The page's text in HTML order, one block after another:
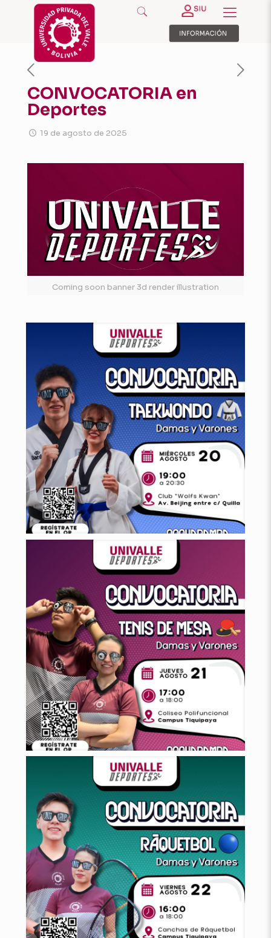
CONVOCATORIA en
Deportes
19 de agosto de 2025
Coming soon banner 3d render illustration